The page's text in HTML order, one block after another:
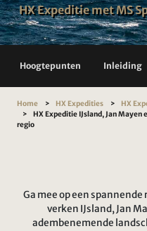
HX Expeditie met MS
Hoogtepunten Inleiding
Home HX Expedities
HX
HX Expeditie IJsland, Jan Mayen
regio
Ga mee op een
verken IJsland, Jan
adembenemende